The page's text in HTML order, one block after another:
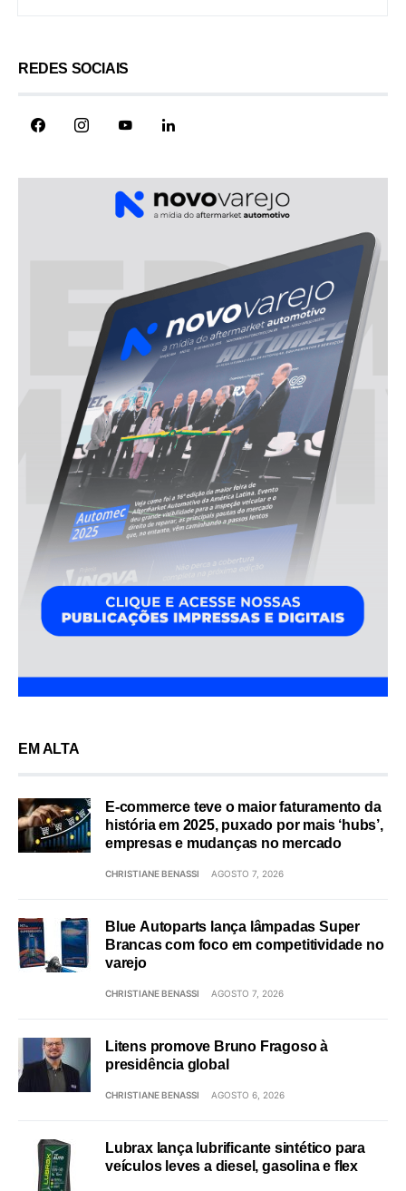
REDES SOCIAIS
EM ALTA
E-commerce teve o maior faturamento da
história em 2025, puxado por mais ‘hubs’,
empresas e mudanças no mercado
CHRISTIANE BENASSI AGOSTO 7, 2026
Blue Autoparts lança lâmpadas Super
Brancas com foco em competitividade no
varejo
CHRISTIANE BENASSI AGOSTO 7, 2026
Litens promove Bruno Fragoso à
presidência global
CHRISTIANE BENASSI AGOSTO 6, 2026
Lubrax lança lubrificante sintético para
veículos leves a diesel, gasolina e flex